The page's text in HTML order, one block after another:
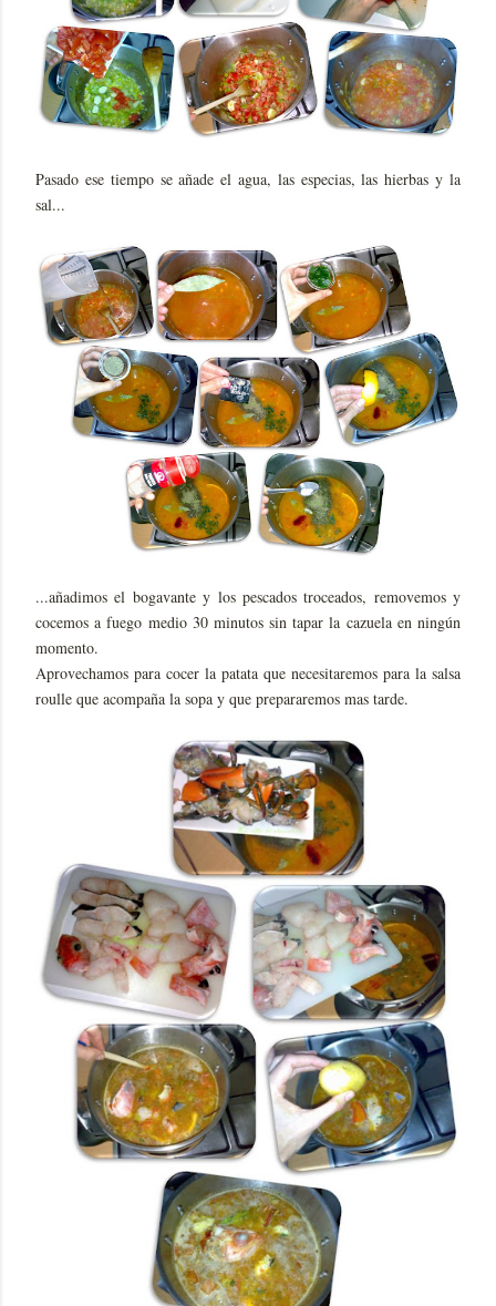
Pasado ese tiempo se añade el agua, las especias, las hierbas y la
sal...
...añadimos el bogavante y los pescados troceados, removemos y
cocemos a fuego medio 30 minutos sin tapar la cazuela en ningún
momento.
Aprovechamos para cocer la patata que necesitaremos para la salsa
roulle que acompaña la sopa y que prepararemos mas tarde.